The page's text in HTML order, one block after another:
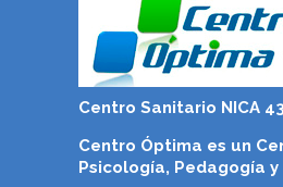
Centro Sanitario NICA
Centro Óptima es un
Psicología, Pedagogía